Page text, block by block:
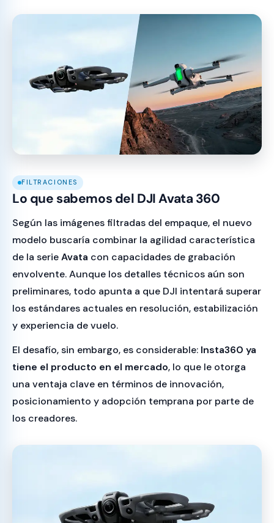
FILTRACIONES
Lo que sabemos del DJI Avata 360
Según las imágenes filtradas del empaque, el nuevo
modelo buscaría combinar la agilidad característica
de la serieAvata con capacidades de grabación
envolvente. Aunque los detalles técnicos aún son
preliminares, todo apunta a que DJI intentará superar
los estándares actuales en resolución, estabilización
y experiencia de vuelo.
El desafío, sin embargo, es considerable: Insta360 ya
tiene el producto en el mercado, lo que le otorga
una ventaja clave en términos de innovación,
posicionamiento y adopción temprana por parte de
los creadores.